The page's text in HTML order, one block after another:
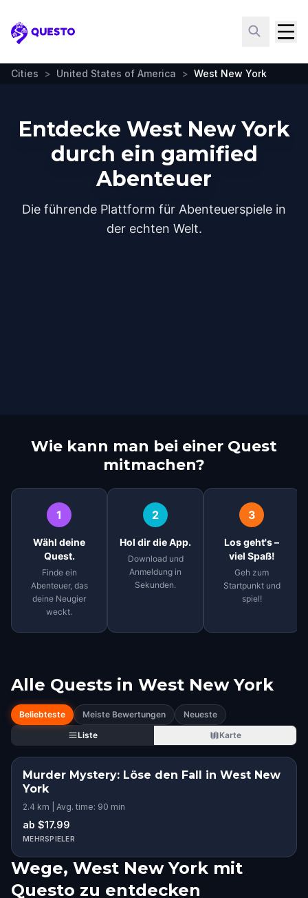
Questo
Cities > United States of America > West New York
Entdecke West New York
durch ein gamified
Abenteuer
Die führende Plattform für Abenteuerspiele in
der echten Welt.
Wie kann man bei einer Quest
mitmachen?
1
Wähl deine
Quest.
Finde ein
Abenteuer, das
deine Neugier
weckt.
2
Hol dir die App.
Download und
Anmeldung in
Sekunden.
3
Los geht's –
viel Spaß!
Geh zum
Startpunkt und
spiel!
Alle Quests in West New York
Beliebteste Meiste Bewertungen
Neueste
Liste
Karte
Murder Mystery: Löse den Fall in West New
York
2.4 km | Avg. time: 90 min
ab $17.99
MEHRSPIELER
Wege, West New York mit
Questo zu entdecken